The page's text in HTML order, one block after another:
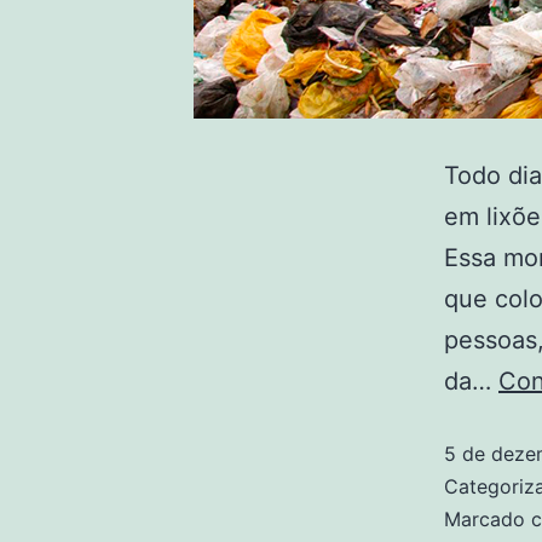
Todo
em
Essa
que
da…
5 de
Marcado